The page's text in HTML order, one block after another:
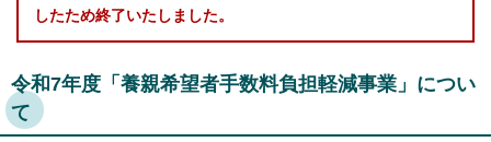
したため終了いたしました。
令和7年度「養親希望者手数料負担軽減事業」につい
て